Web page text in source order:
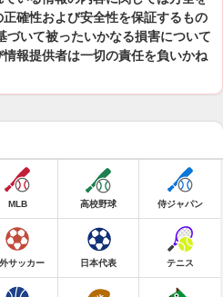
確性および安全性を保証するもの
づいて被ったいかなる損害について
報提供者は一切の責任を負いかね
MLB 高校野球 侍ジャパン
サッカー 日本代表 テニス